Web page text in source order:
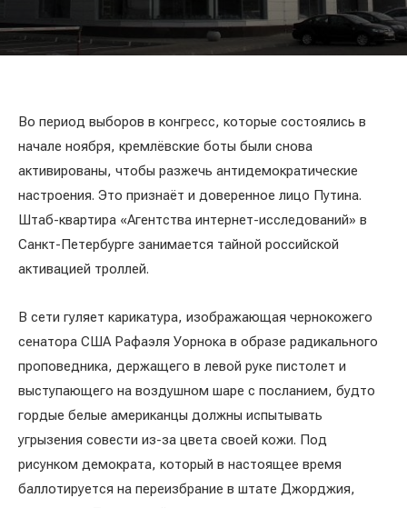
Во период выборов в конгресс, которые состоялись в
начале ноября, кремлёвские боты были снова
активированы, чтобы разжечь антидемократические
настроения. Это признаёт и доверенное лицо Путина.
Штаб-квартира «Агентства интернет-исследований» в
Санкт-Петербурге занимается тайной российской
активацией троллей.
В сети гуляет карикатура, изображающая чернокожего
сенатора США Рафаэля Уорнока в образе радикального
проповедника, держащего в левой руке пистолет и
выступающего на воздушном шаре с посланием, будто
гордые белые американцы должны испытывать
угрызения совести из-за цвета своей кожи. Под
рисунком демократа, который в настоящее время
баллотируется на переизбрание в штате Джорджия,